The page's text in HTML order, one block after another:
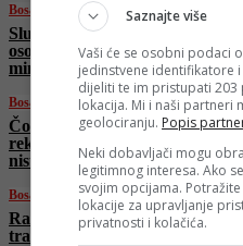
Bosanski vjestnik
Slučaj Viaduct: SIPA saslušala
osoba, navodno saslušani i
ministara?
Bosanski vjestnik
Čović razvalio plan Trojke:
rekonstrukcije Vijeća
nisu zastupljeni!
Bosanski vjestnik
Raspada li se SDS? Bivši
tražili smjenu Miličevića,
Saznajte više
Vaši će se osobni podaci
jedinstvene identifikatore
dijeliti te im pristupati
lokacija. Mi i naši
geolociranju. Popis
Neki dobavljači mogu
legitimnog interesa. Ako
svojim opcijama.
lokacije za upravljanje
privatnosti i kolačića.